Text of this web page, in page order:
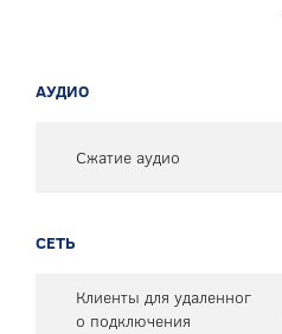
АУДИО
Сжатие аудио
СЕТЬ
Клиенты для удаленног
о подключения